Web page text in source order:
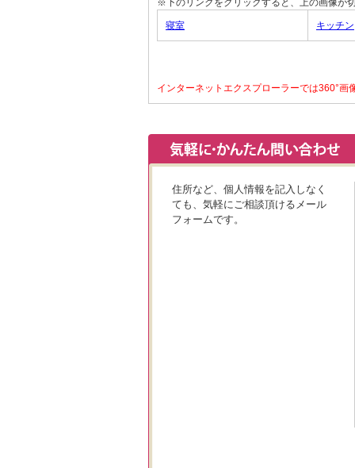
※下のリンクをクリックすると、上の画像が
寝室 キッチン
インターネットエクスプローラーでは360°